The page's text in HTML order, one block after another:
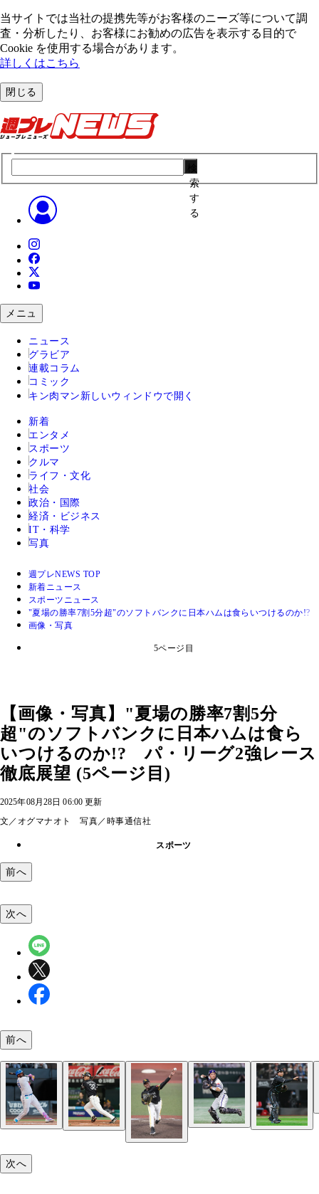
当サイトでは当社の提携先等がお客様のニーズ等について調
査・分析したり、お客様にお勧めの広告を表⽰する⽬的で
Cookie を使⽤する場合があります。
詳しくはこちら
閉じる
索
す
る
メニュ
ニュース
グラビア
連載コラム
コミック
キン肉マン 新しいウィンドウで開く
新着
エンタメ
スポーツ
クルマ
ライフ・文化
社会
政治・国際
経済・ビジネス
IT・科学
写真
週プレNEWS TOP
新着ニュース
スポーツニュース
"夏場の勝率7割5分超"のソフトバンクに日本ハムは食らいつけるのか!?
画像・写真
5ページ目
【画像・写真】"夏場の勝率7割5分
超"のソフトバンクに日本ハムは食ら
いつけるのか!? パ・リーグ2強レース
徹底展望 (5ページ目)
2025年08月28日 06:00 更新
文／オグマナオト 写真／時事通信社
スポーツ
前へ
次へ
前へ
次へ